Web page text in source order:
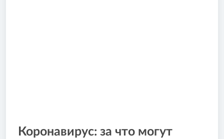
Коронавирус: за что могут